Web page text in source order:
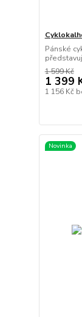
Pánské
1 599 Kč
1 399
1 156 Kč
Novinka